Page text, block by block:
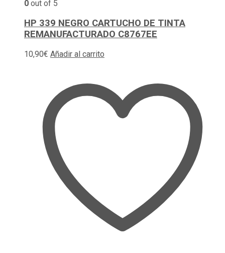
0 out of 5
HP 339 NEGRO CARTUCHO DE TINTA
REMANUFACTURADO C8767EE
10,90€ Añadir al carrito